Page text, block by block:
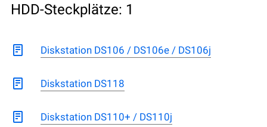
HDD-Steckplätze: 1
Diskstation DS106 / DS106e / DS106j
Diskstation DS118
Diskstation DS110+ / DS110j